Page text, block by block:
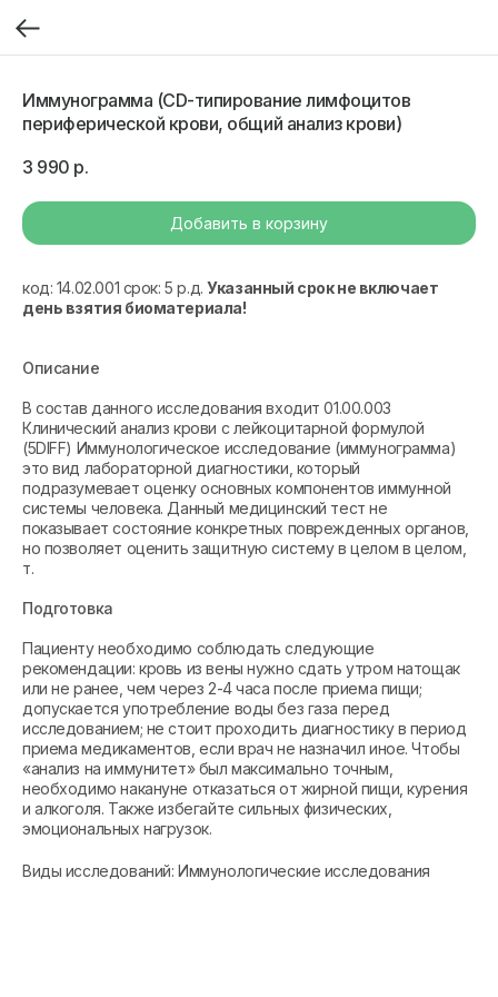
Иммунограмма (CD-типирование лимфоцитов
периферической крови, общий анализ крови)
3 990 р.
Добавить в корзину
код: 14.02.001 срок: 5 р.д.Указанный срок не включает
день взятия биоматериала!
Описание
В состав данного исследования входит 01.00.003
Клинический анализ крови с лейкоцитарной формулой
(5DIFF) Иммунологическое исследование (иммунограмма)
это вид лабораторной диагностики, который
подразумевает оценку основных компонентов иммунной
системы человека. Данный медицинский тест не
показывает состояние конкретных поврежденных органов,
но позволяет оценить защитную систему в целом в целом,
т.
Подготовка
Пациенту необходимо соблюдать следующие
рекомендации: кровь из вены нужно сдать утром натощак
или не ранее, чем через 2-4 часа после приема пищи;
допускается употребление воды без газа перед
исследованием; не стоит проходить диагностику в период
приема медикаментов, если врач не назначил иное. Чтобы
«анализ на иммунитет» был максимально точным,
необходимо накануне отказаться от жирной пищи, курения
и алкоголя. Также избегайте сильных физических,
эмоциональных нагрузок.
Виды исследований: Иммунологические исследования